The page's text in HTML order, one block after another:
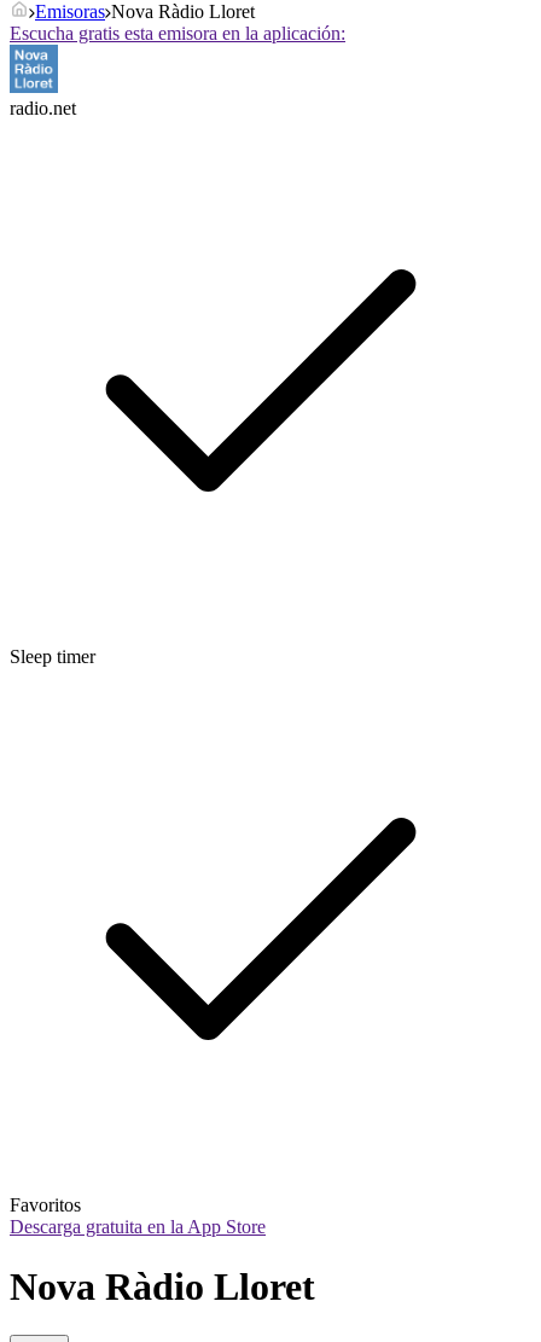
Emisoras Nova Ràdio Lloret
Escucha gratis esta emisora en la aplicación:
radio.net
Sleep timer
Favoritos
Descarga gratuita en la App Store
Nova Ràdio Lloret